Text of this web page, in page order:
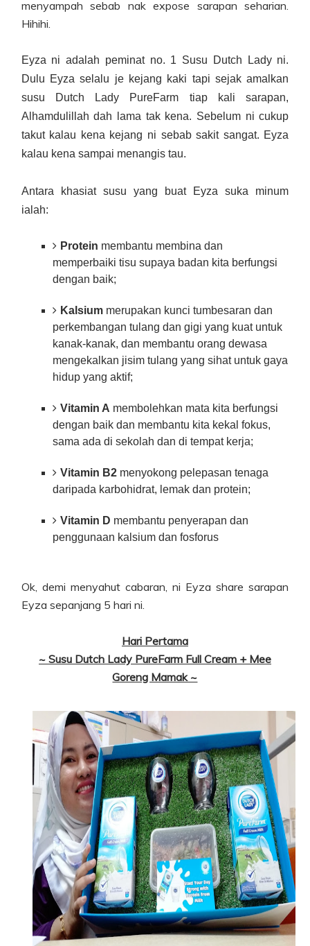
menyampah sebab nak expose sarapan seharian.
Hihihi.
Eyza ni adalah peminat no. 1 Susu Dutch Lady ni.
Dulu Eyza selalu je kejang kaki tapi sejak amalkan
susu Dutch Lady PureFarm tiap kali sarapan,
Alhamdulillah dah lama tak kena. Sebelum ni cukup
takut kalau kena kejang ni sebab sakit sangat. Eyza
kalau kena sampai menangis tau.
Antara khasiat susu yang buat Eyza suka minum
ialah:
Protein membantu membina dan
memperbaiki tisu supaya badan kita berfungsi
dengan baik;
Kalsium merupakan kunci tumbesaran dan
perkembangan tulang dan gigi yang kuat untuk
kanak-kanak, dan membantu orang dewasa
mengekalkan jisim tulang yang sihat untuk gaya
hidup yang aktif;
Vitamin A membolehkan mata kita berfungsi
dengan baik dan membantu kita kekal fokus,
sama ada di sekolah dan di tempat kerja;
Vitamin B2menyokong pelepasan tenaga
daripada karbohidrat, lemak dan protein;
Vitamin D membantu penyerapan dan
penggunaan kalsium dan fosforus
Ok, demi menyahut cabaran, ni Eyza share sarapan
Eyza sepanjang 5 hari ni.
Hari Pertama
~ Susu Dutch Lady PureFarm Full Cream + Mee
Goreng Mamak ~